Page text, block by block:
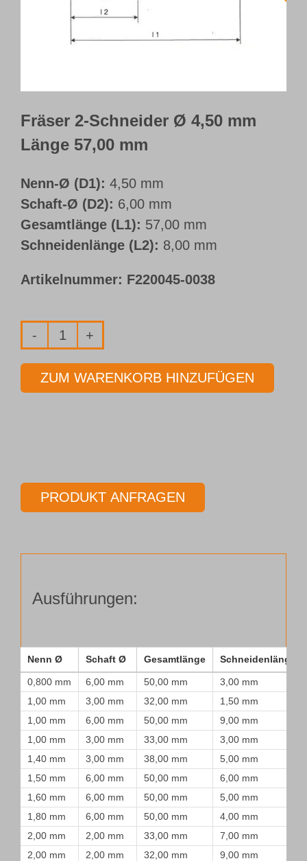
Webshop
Fräser 2-Schneider Ø 4,50 mm
Länge 57,00 mm
Nenn-Ø (D1): 4,50 mm
Schaft-Ø (D2): 6,00 mm
Gesamtlänge (L1): 57,00 mm
Schneidenlänge (L2): 8,00 mm
Artikelnummer: F220045-0038
Fräser
2-
Schneider
57,00
mm
ZUM WARENKORB HINZUFÜGEN
PRODUKT ANFRAGEN
Ausführungen:
Nenn Ø Schaft Ø Gesamtlänge Schneidenlänge
0,800 mm 6,00 mm 50,00 mm
3,00 mm
1,00 mm
3,00 mm 32,00 mm
1,50 mm
1,00 mm
6,00 mm 50,00 mm
9,00 mm
1,00 mm
3,00 mm 33,00 mm
3,00 mm
1,40 mm
3,00 mm 38,00 mm
5,00 mm
1,50 mm
6,00 mm 50,00 mm
6,00 mm
1,60 mm
6,00 mm 50,00 mm
5,00 mm
1,80 mm
6,00 mm 50,00 mm
4,00 mm
2,00 mm
2,00 mm 33,00 mm
7,00 mm
2,00 mm
2,00 mm 32,00 mm
9,00 mm